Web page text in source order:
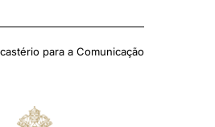
para a Comunicação